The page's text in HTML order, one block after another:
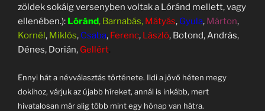
zöldek sokáig versenyben voltak a Lóránd mellett, vagy
ellenében.): Lóránd , Barnabás, Mátyás, Gyula, Márton,
Kornél , Miklós, Csaba, Ferenc, László, Botond, András,
Dénes, Dorián, Gellért.
Ennyi hát a névválasztás története. Ildi a jövő héten megy
dokihoz, várjuk az újabb híreket, annál is inkább, mert
hivatalosan már alig több mint egy hónap van hátra.